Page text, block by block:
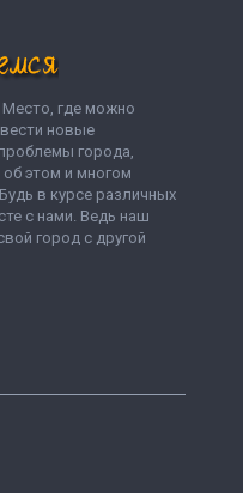
где можно
новые
города,
об этом и многом
в курсе различных
с нами. Ведь наш
город с другой